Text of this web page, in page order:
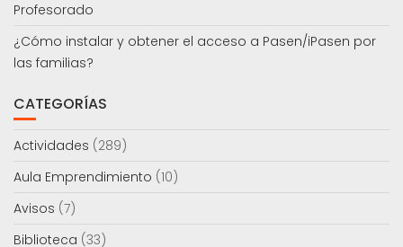
Profesorado
¿Cómo instalar y obtener el acceso a Pasen/iPasen por
las familias?
CATEGORÍAS
Actividades (289)
Aula Emprendimiento (10)
Avisos (7)
Biblioteca (33)